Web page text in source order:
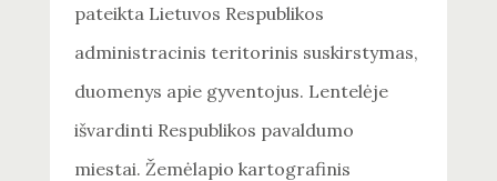
pateikta Lietuvos Respublikos
administracinis teritorinis suskirstymas,
duomenys apie gyventojus. Lentelėje
išvardinti Respublikos pavaldumo
miestai. Žemėlapio kartografinis